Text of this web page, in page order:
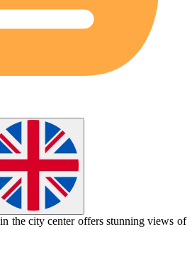
in the city center offers stunning views of